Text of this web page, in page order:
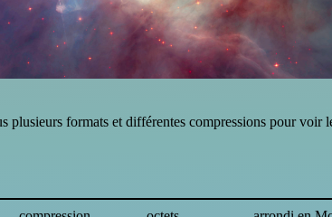
plusieurs formats et différentes compressions pour voir